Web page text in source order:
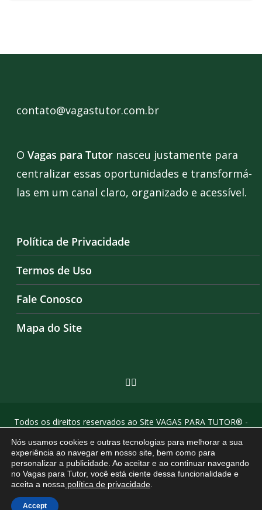
contato@vagastutor.com.br
O Vagas para Tutor nasceu justamente para
centralizar essas oportunidades e transformá-
las em um canal claro, organizado e acessível.
Política de Privacidade
Termos de Uso
Fale Conosco
Mapa do Site
Todos os direitos reservados ao Site VAGAS PARA TUTOR® -
by Agência Criosites (
criação de sites em campinas
Nós usamos cookies e outras tecnologias para melhorar a sua
experiência ao navegar em nosso site, bem como para
personalizar a publicidade. Ao aceitar e ao continuar navegando
no Vagas para Tutor, você está ciente dessa funcionalidade e
aceita a nossa política de privacidade
Accept